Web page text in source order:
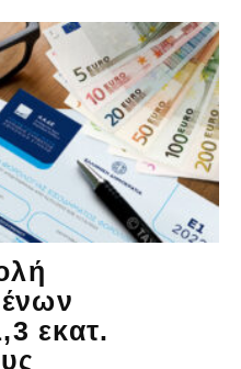
εκατ.